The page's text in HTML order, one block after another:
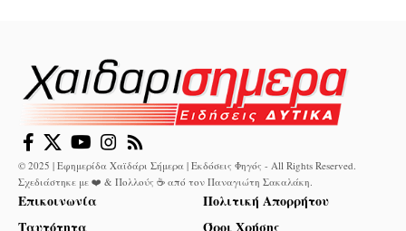
© 2025 | Εφημερίδα Χαϊδάρι Σήμερα | Εκδόσεις Φηγός - All Rights Reserved.
Σχεδιάστηκε με ❤️ & Πολλούς ☕ από τον Παναγιώτη Σακαλάκη
Επικοινωνία
Ταυτότητα
Πολιτική Απορρήτου
Όροι Χρήσης